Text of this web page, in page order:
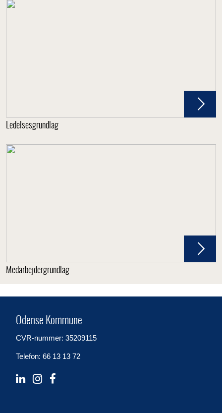
Ledelsesgrundlag
Medarbejdergrundlag
Odense Kommune
CVR-nummer: 35209115
Telefon: 66 13 13 72